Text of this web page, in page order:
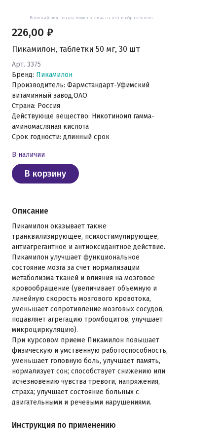
Внешний вид товара может отличаться от изображённого
Пикамилон, таблетки 50 мг, 30 шт
Арт. 3375
Бренд: Пикамилон
Производитель: Фармстандарт-Уфимский
витаминный завод,ОАО
Страна: Россия
Действующе вещество: Никотиноил гамма-
аминомасляная кислота
Срок годности: длинный срок
226,00 ₽
В наличии
В корзину
Описание
Пикамилон оказывает также
транквилизирующее, психостимулирующее,
антиагрегантное и антиоксидантное действие.
Пикамилон улучшает функциональное
состояние мозга за счет нормализации
метаболизма тканей и влияния на мозговое
кровообращение (увеличивает объемную и
линейную скорость мозгового кровотока,
уменьшает сопротивление мозговых сосудов,
подавляет агрегацию тромбоцитов, улучшает
микроциркуляцию).
При курсовом приеме Пикамилон повышает
физическую и умственную работоспособность,
уменьшает головную боль, улучшает память,
нормализует сон; способствует снижению или
исчезновению чувства тревоги, напряжения,
страха; улучшает состояние больных с
двигательными и речевыми нарушениями.
Инструкция по применению